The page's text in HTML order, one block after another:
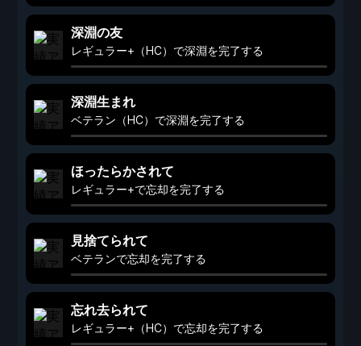
深淵の友
レギュラー+（HC）で深淵を完了する
深淵生まれ
ベテラン（HC）で深淵を完了する
ほったらかされて
レギュラー+で忘却を完了する
見捨てられて
ベテランで忘却を完了する
忘れ去られて
レギュラー+（HC）で忘却を完了する